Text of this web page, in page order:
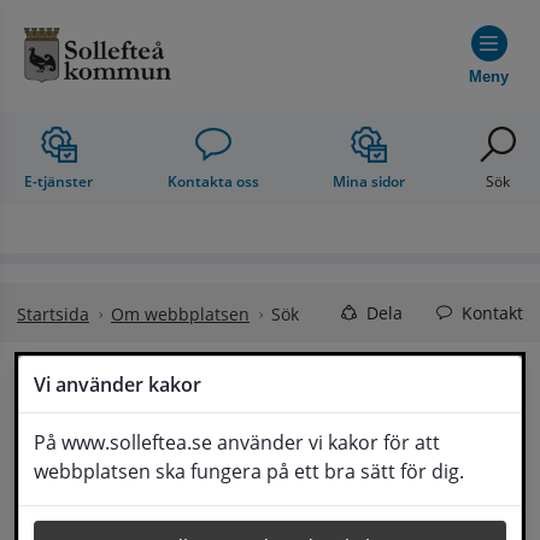
Vi använder kakor
På www.solleftea.se använder vi kakor för att
webbplatsen ska fungera på ett bra sätt för dig.
Meny
E-tjänster Kontakta oss Mina sidor Sök
Startsida Om webbplatsen Sök Dela Kontakt
Lyssna
Sök på webbplatsen